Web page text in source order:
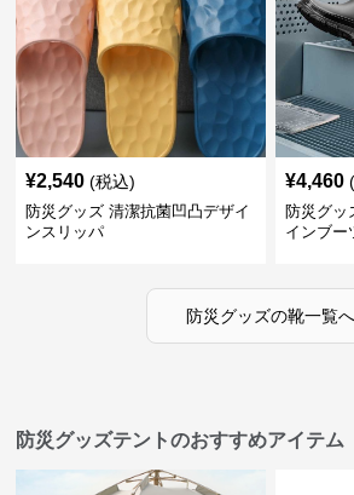
¥2,540 (税込)
防災グッズ 清潔抗菌凹凸デザイ
ンスリッパ
¥4,460
防災グッ
インブー
防災グッズの靴一覧へ
防災グッズテントのおすすめアイテム